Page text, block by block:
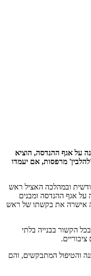
על אגף ההנדסה, הוציא
מרפסות, אם יעמדו
ובמהלכה האציל ראש
על אגף ההנדסה ומבנים
אישרה את בקשתו של ראש
הקשור בבנייה בלתי
והטיפול המתבקשים, והם